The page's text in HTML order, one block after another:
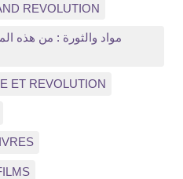
REVOLUTION
ET REVOLUTION